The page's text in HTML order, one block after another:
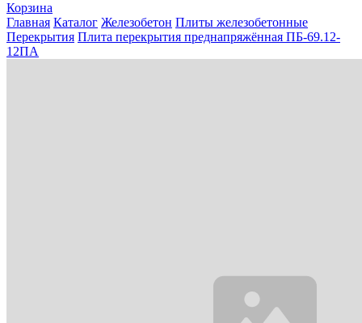
Корзина
Главная Каталог Железобетон Плиты железобетонные
Перекрытия Плита перекрытия преднапряжённая ПБ-69.12-
12ПА